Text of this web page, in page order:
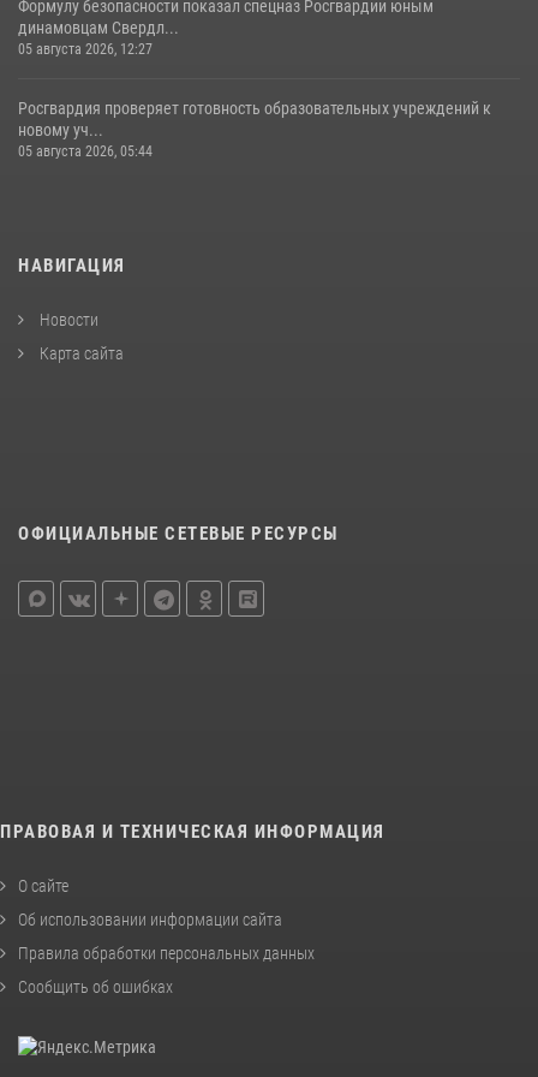
Формулу безопасности показал спецназ Росгвардии юным
динамовцам Свердл...
05 августа 2026, 12:27
Росгвардия проверяет готовность образовательных учреждений к
новому уч...
05 августа 2026, 05:44
НАВИГАЦИЯ
Новости
Карта сайта
ОФИЦИАЛЬНЫЕ СЕТЕВЫЕ РЕСУРСЫ
ПРАВОВАЯ И ТЕХНИЧЕСКАЯ ИНФОРМАЦИЯ
О сайте
Об использовании информации сайта
Правила обработки персональных данных
Сообщить об ошибках